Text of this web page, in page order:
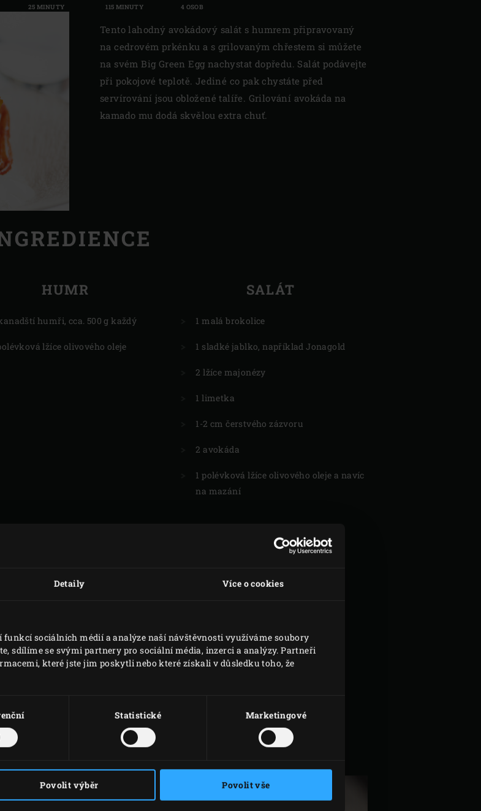
Detaily Více o cookies
sociálních médií a analýze naší návštěvnosti využíváme soubory
sdílíme se svými partnery pro sociální média, inzerci a analýzy. Partneři
které jste jim poskytli nebo které získali v důsledku toho, že
Statistické Marketingové
Povolit výběr Povolit vše
25 MINUTY
115 MINUTY
4 OSOB
Tento lahodný avokádový salát s humrem připravovaný
na cedrovém prkénku a s grilovaným chřestem si můžete
na svém Big Green Egg nachystat dopředu. Salát podávejte
při pokojové teplotě. Jediné co pak chystáte před
servírování jsou obložené talíře. Grilování avokáda na
kamado mu dodá skvělou extra chuť.
HUMR
humři, cca. 500 g každý
lžíce olivového oleje
SALÁT
1 malá brokolice
1 sladké jablko, například Jonagold
2 lžíce majonézy
1 limetka
1-2 cm čerstvého zázvoru
2 avokáda
1 polévková lžíce olivového oleje a navíc
na mazání
Salty Fingers
listy nasturtia